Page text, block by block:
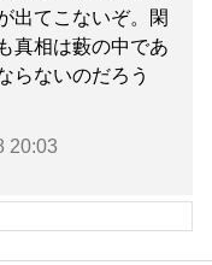
出てこないぞ。閑
真相は藪の中であ
らないのだろう
20:03